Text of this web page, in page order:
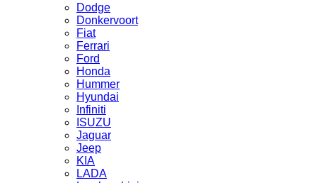
Dodge
Donkervoort
Fiat
Ferrari
Ford
Honda
Hummer
Hyundai
Infiniti
ISUZU
Jaguar
Jeep
KIA
LADA